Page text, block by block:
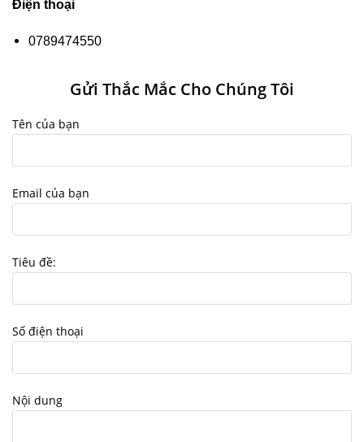
Điện thoại
0789474550
Gửi Thắc Mắc Cho Chúng Tôi
Tên của bạn
Email của bạn
Tiêu đề:
Số điện thoại
Nội dung